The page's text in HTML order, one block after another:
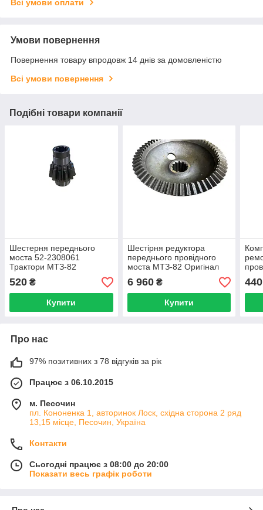
Всі умови оплати
Умови повернення
Повернення товару впродовж 14 днів за домовленістю
Всі умови повернення
Подібні товари компанії
Шестерня переднього
моста 52-2308061
Трактори МТЗ-82
520 ₴
Купити
Шестірня редуктора
переднього провідного
моста МТЗ-82 Оригінал
6 960₴
Купити
102
440
Про нас
97% позитивних з 78 відгуків за рік
Працює з 06.10.2015
м. Песочин
пл. Кононенка 1, авторинок Лоск, східна сторона 2 ряд
13,15 місце, Песочин, Україна
Контакти
Сьогодні працює з 08:00 до 20:00
Показати весь графік роботи